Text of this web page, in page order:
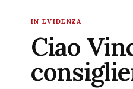
IN EVIDENZA
Ciao